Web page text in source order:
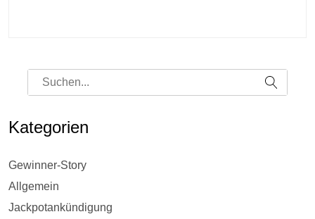
Kategorien
Gewinner-Story
Allgemein
Jackpotankündigung